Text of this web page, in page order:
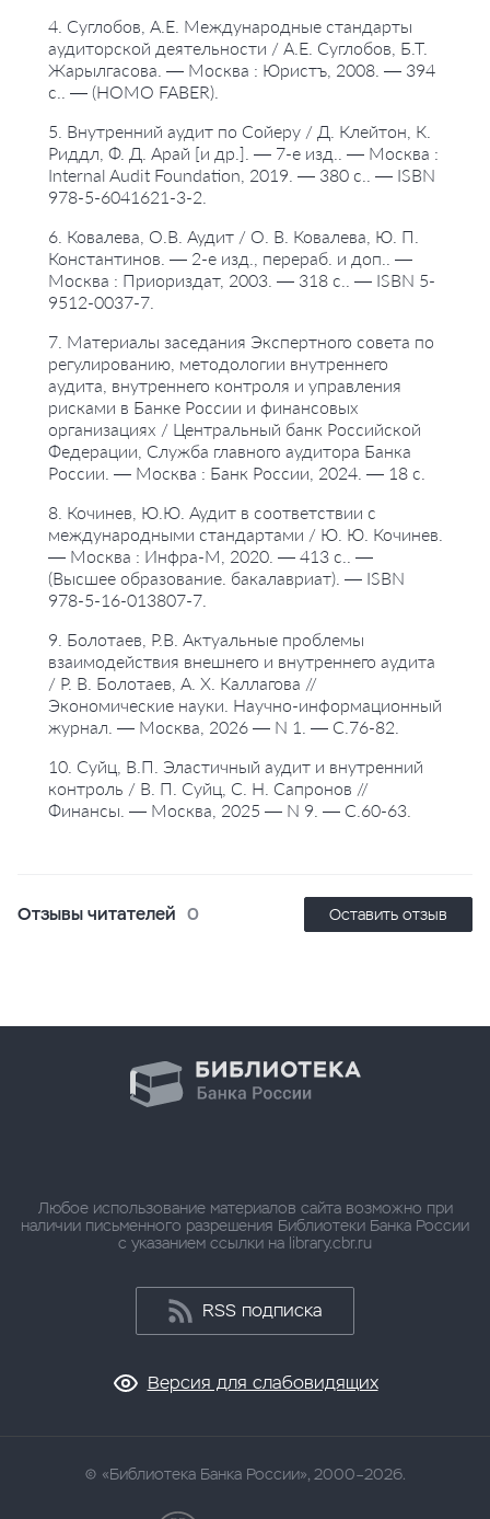
4. Суглобов, А.Е. Международные стандарты
аудиторской деятельности / А.Е. Суглобов, Б.Т.
Жарылгасова. — Москва : Юристъ, 2008. — 394
с.. — (HOMO FABER).
5. Внутренний аудит по Сойеру / Д. Клейтон, К.
Риддл, Ф. Д. Арай [и др.]. — 7-е изд.. — Москва :
Internal Audit Foundation, 2019. — 380 с.. — ISBN
978-5-6041621-3-2.
6. Ковалева, О.В. Аудит / О. В. Ковалева, Ю. П.
Константинов. — 2-е изд., перераб. и доп.. —
Москва : Приориздат, 2003. — 318 с.. — ISBN 5-
9512-0037-7.
7. Материалы заседания Экспертного совета по
регулированию, методологии внутреннего
аудита, внутреннего контроля и управления
рисками в Банке России и финансовых
организациях / Центральный банк Российской
Федерации, Служба главного аудитора Банка
России. — Москва : Банк России, 2024. — 18 с.
8. Кочинев, Ю.Ю. Аудит в соответствии с
международными стандартами / Ю. Ю. Кочинев.
— Москва : Инфра-М, 2020. — 413 с.. —
(Высшее образование. бакалавриат). — ISBN
978-5-16-013807-7.
9. Болотаев, Р.В. Актуальные проблемы
взаимодействия внешнего и внутреннего аудита
/ Р. В. Болотаев, А. Х. Каллагова //
Экономические науки. Научно-информационный
журнал. — Москва, 2026 — N 1. — С.76-82.
10. Суйц, В.П. Эластичный аудит и внутренний
контроль / В. П. Суйц, С. Н. Сапронов //
Финансы. — Москва, 2025 — N 9. — С.60-63.
Отзывы читателей 0 Оставить отзыв
Любое использование материалов сайта возможно при
наличии письменного разрешения Библиотеки Банка России
с указанием ссылки на library.cbr.ru
RSS подписка
Версия для слабовидящих
«Библиотека Банка России», 2000–2026.